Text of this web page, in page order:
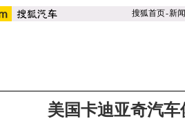
搜狐首页-新闻
美国卡迪亚奇汽